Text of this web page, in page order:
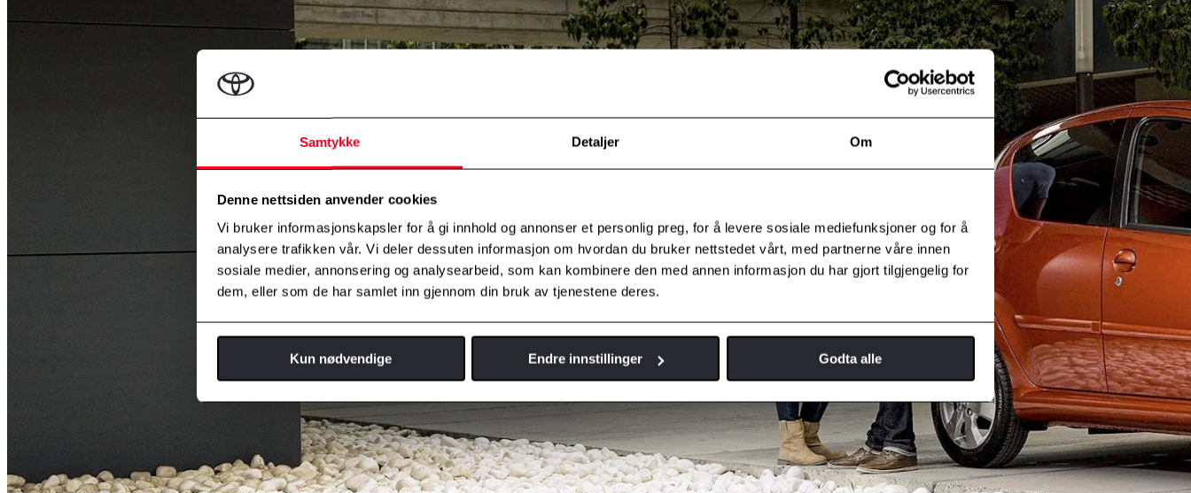
Samtykke Detaljer Om
Denne nettsiden anvender cookies
Vi bruker informasjonskapsler for å gi innhold og annonser et personlig preg, for å levere sosiale mediefunksjoner og for å
analysere trafikken vår. Vi deler dessuten informasjon om hvordan du bruker nettstedet vårt, med partnerne våre innen
sosiale medier, annonsering og analysearbeid, som kan kombinere den med annen informasjon du har gjort tilgjengelig for
dem, eller som de har samlet inn gjennom din bruk av tjenestene deres.
Kun nødvendige Endre innstillinger Godta alle